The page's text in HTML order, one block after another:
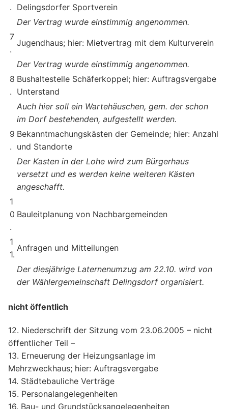
. Delingsdorfer Sportverein
Der Vertrag wurde einstimmig angenommen.
7
.
Jugendhaus; hier: Mietvertrag mit dem Kulturverein
Der Vertrag wurde einstimmig angenommen.
8
.
Bushaltestelle Schäferkoppel; hier: Auftragsvergabe
Unterstand
Auch hier soll ein Wartehäuschen, gem. der schon
im Dorf bestehenden, aufgestellt werden.
9
.
Bekanntmachungskästen der Gemeinde; hier: Anzahl
und Standorte
Der Kasten in der Lohe wird zum Bürgerhaus
versetzt und es werden keine weiteren Kästen
angeschafft.
1
0
.
Bauleitplanung von Nachbargemeinden
1
1.
Anfragen und Mitteilungen
Der diesjährige Laternenumzug am 22.10. wird von
der Wählergemeinschaft Delingsdorf organisiert.
nicht öffentlich
12. Niederschrift der Sitzung vom 23.06.2005 – nicht
öffentlicher Teil –
13. Erneuerung der Heizungsanlage im
Mehrzweckhaus; hier: Auftragsvergabe
14. Städtebauliche Verträge
15. Personalangelegenheiten
16. Bau- und Grundstücksangelegenheiten